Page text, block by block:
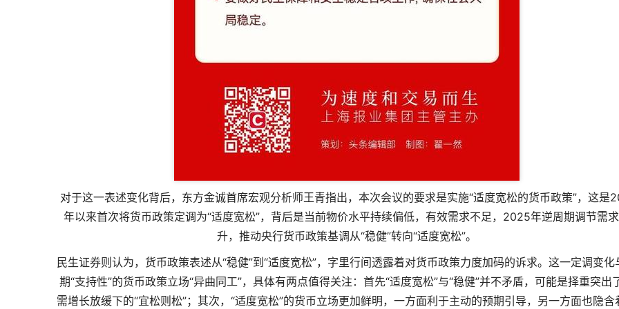
对于这一表述变化背后，东方金诚首席宏观分析师王青指出，本次会议的要求是实施“适度宽松的货币政策”，这是
年以来首次将货币政策定调为“适度宽松”，背后是当前物价水平持续偏低，有效需求不足，2025年逆周期调节需
升，推动央行货币政策基调从“稳健”转向“适度宽松”。
民生证券则认为，货币政策表述从“稳健”到“适度宽松”，字里行间透露着对货币政策力度加码的诉求。这一定调变化
期“支持性”的货币政策立场“异曲同工”，具体有两点值得关注：首先“适度宽松”与“稳健”并不矛盾，可能是择重突出
需增长放缓下的“宜松则松”；其次，“适度宽松”的货币立场更加鲜明，一方面利于主动的预期引导，另一方面也隐含